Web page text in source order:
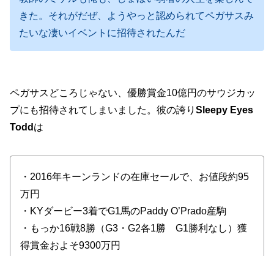
きた。それがだぜ、ようやっと認められてペガサスみ
たいな凄いイベントに招待されたんだ
ペガサスどころじゃない、優勝賞金10億円のサウジカッ
プにも招待されてしまいました。彼の誇り Sleepy Eyes
Todd は
・2016年キーンランドの在庫セールで、お値段約95
万円
・KYダービー3着でG1馬のPaddy O’Prado産駒
・もっか16戦8勝（G3・G2各1勝 G1勝利なし）獲
得賞金およそ9300万円